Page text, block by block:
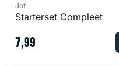
Jof
Starterset Compleet
7,99